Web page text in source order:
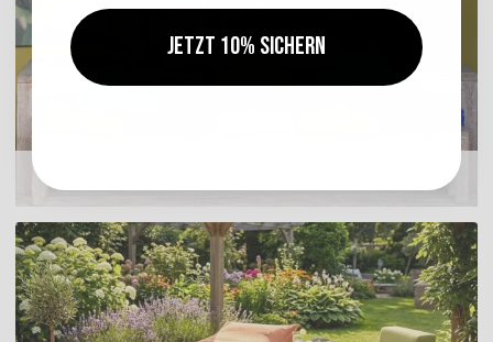
Jetzt 10% sichern